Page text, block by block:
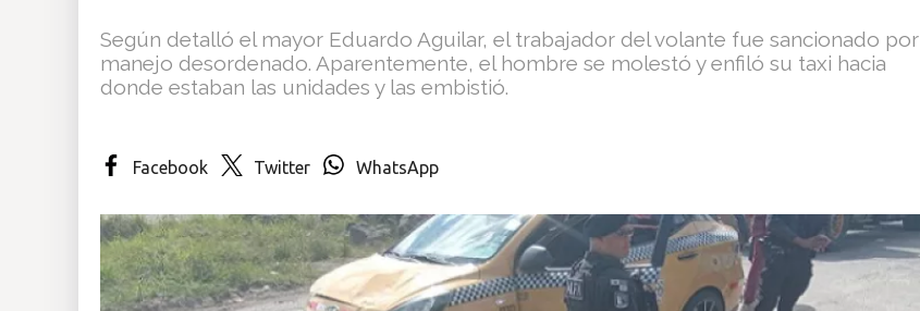
Según detalló el mayor Eduardo Aguilar, el trabajador del volante fue sancionado por
manejo desordenado. Aparentemente, el hombre se molestó y enfiló su taxi hacia
donde estaban las unidades y las embistió.
Facebook Twitter WhatsApp